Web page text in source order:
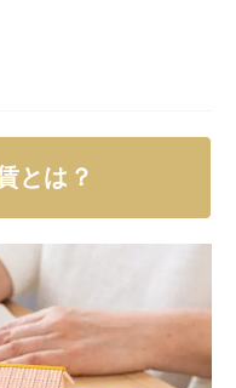
とは？